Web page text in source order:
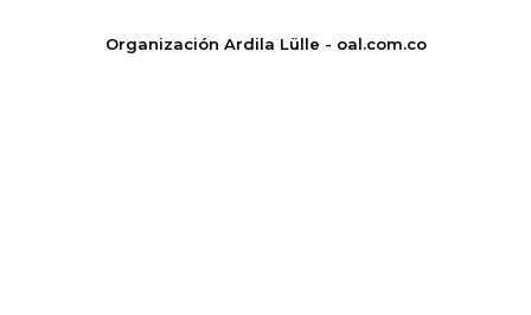
Organización Ardila Lülle - oal.com.co